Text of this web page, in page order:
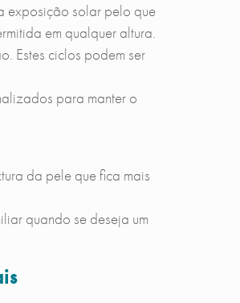
exposição solar pelo que
em qualquer altura.
Estes ciclos podem ser
para manter o
da pele que fica mais
quando se deseja um